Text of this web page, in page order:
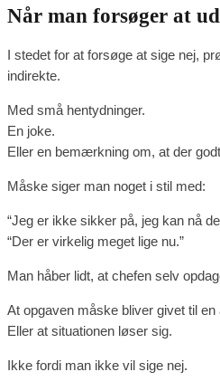
Når man forsøger at
I stedet for at forsøge at sige nej,
indirekte.
Med små hentydninger.
En joke.
Eller en bemærkning om, at der
Måske siger man noget i stil med:
“Jeg er ikke sikker på, jeg kan nå
“Der er virkelig meget lige nu.”
Man håber lidt, at chefen selv
At opgaven måske bliver givet til en
Eller at situationen løser sig.
Ikke fordi man ikke vil sige nej.